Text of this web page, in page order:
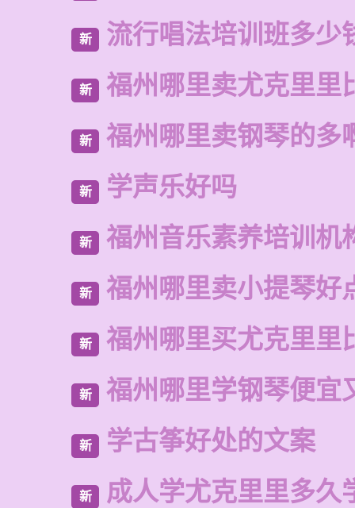
新 流行唱法培训班多少
新 福州哪里卖尤克里里
新 福州哪里卖钢琴的多
新 学声乐好吗
新 福州音乐素养培训机
新 福州哪里卖小提琴好
新 福州哪里买尤克里里
新 福州哪里学钢琴便宜
新 学古筝好处的文案
新 成人学尤克里里多久